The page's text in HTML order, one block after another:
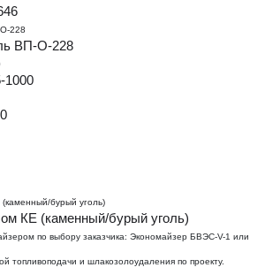
ВП-О-228
1000
КЕ (каменный/бурый уголь)
по выбору заказчика: Экономайзер БВЭС-V-1 или
топливоподачи и шлакозолоудаления по проекту.